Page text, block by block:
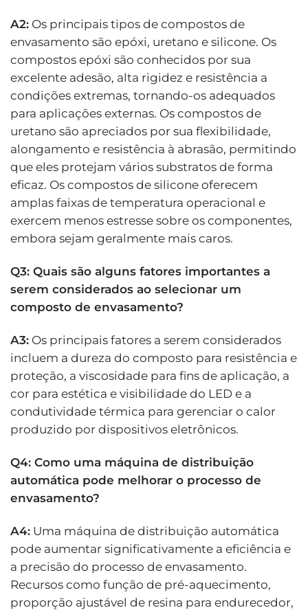
A2: Os principais tipos de compostos de
envasamento são epóxi, uretano e silicone. Os
compostos epóxi são conhecidos por sua
excelente adesão, alta rigidez e resistência a
condições extremas, tornando-os adequados
para aplicações externas. Os compostos de
uretano são apreciados por sua flexibilidade,
alongamento e resistência à abrasão, permitindo
que eles protejam vários substratos de forma
eficaz. Os compostos de silicone oferecem
amplas faixas de temperatura operacional e
exercem menos estresse sobre os componentes,
embora sejam geralmente mais caros.
Q3: Quais são alguns fatores importantes a
serem considerados ao selecionar um
composto de envasamento?
A3: Os principais fatores a serem considerados
incluem a dureza do composto para resistência e
proteção, a viscosidade para fins de aplicação, a
cor para estética e visibilidade do LED e a
condutividade térmica para gerenciar o calor
produzido por dispositivos eletrônicos.
Q4: Como uma máquina de distribuição
automática pode melhorar o processo de
envasamento?
A4: Uma máquina de distribuição automática
pode aumentar significativamente a eficiência e
a precisão do processo de envasamento.
Recursos como função de pré-aquecimento,
proporção ajustável de resina para endurecedor,